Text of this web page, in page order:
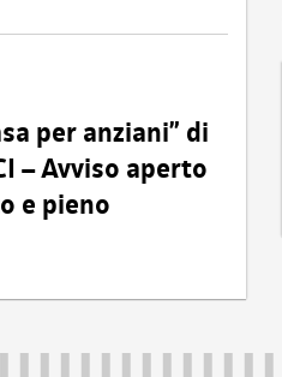
per anziani” di
– Avviso aperto
e pieno